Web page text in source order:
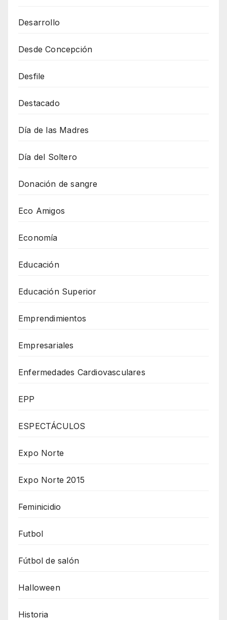
Desarrollo
Desde Concepción
Desfile
Destacado
Día de las Madres
Día del Soltero
Donación de sangre
Eco Amigos
Economía
Educación
Educación Superior
Emprendimientos
Empresariales
Enfermedades Cardiovasculares
EPP
ESPECTÁCULOS
Expo Norte
Expo Norte 2015
Feminicidio
Futbol
Fútbol de salón
Halloween
Historia